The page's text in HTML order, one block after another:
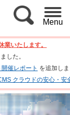
Menu
いたします。
した。
催レポート を追加し
クラウドの安心・